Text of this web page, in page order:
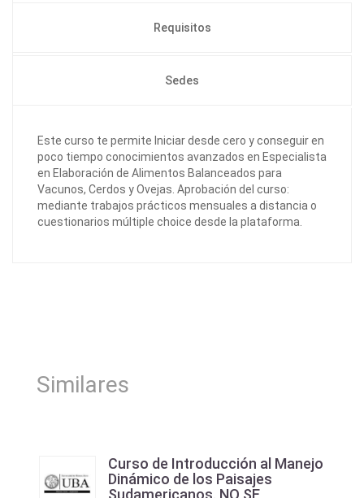
Requisitos
Sedes
Este curso te permite Iniciar desde cero y conseguir en
poco tiempo conocimientos avanzados en Especialista
en Elaboración de Alimentos Balanceados para
Vacunos, Cerdos y Ovejas. Aprobación del curso:
mediante trabajos prácticos mensuales a distancia o
cuestionarios múltiple choice desde la plataforma.
Similares
Curso de Introducción al Manejo
Dinámico de los Paisajes
Sudamericanos. NO SE